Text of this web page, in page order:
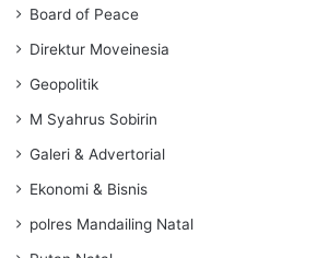
Board of Peace
Direktur Moveinesia
Geopolitik
M Syahrus Sobirin
Galeri & Advertorial
Ekonomi & Bisnis
polres Mandailing Natal